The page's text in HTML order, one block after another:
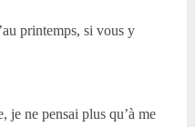
printemps, si vous y
je ne pensai plus qu’à me